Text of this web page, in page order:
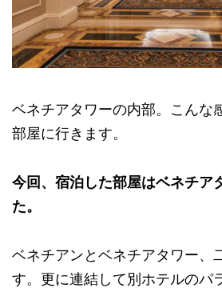
ベネチアタワーの内部。こんな
部屋に行きます。
今回、宿泊した部屋はベネチア
た。
ベネチアンとベネチアタワー、
す。更に連結して別ホテルのパ